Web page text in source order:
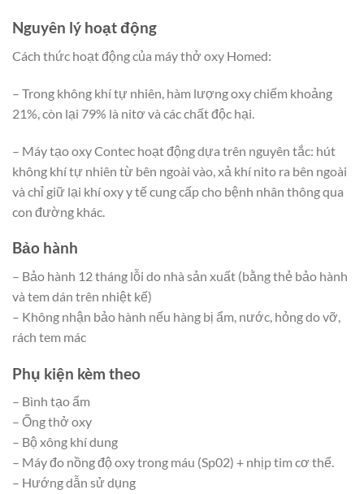
Nguyên lý hoạt động
Cách thức hoạt động của máy thở oxy Homed:
– Trong không khí tự nhiên, hàm lượng oxy chiếm khoảng
21%, còn lại 79% là nitơ và các chất độc hại.
– Máy tạo oxy Contec hoạt động dựa trên nguyên tắc: hút
không khí tự nhiên từ bên ngoài vào, xả khí nito ra bên ngoài
và chỉ giữ lại khí oxy y tế cung cấp cho bệnh nhân thông qua
con đường khác.
Bảo hành
– Bảo hành 12 tháng lỗi do nhà sản xuất (bằng thẻ bảo hành
và tem dán trên nhiệt kế)
– Không nhận bảo hành nếu hàng bị ẩm, nước, hỏng do vỡ,
rách tem mác
Phụ kiện kèm theo
– Bình tạo ẩm
– Ống thở oxy
– Bộ xông khí dung
– Máy đo nồng độ oxy trong máu (Sp02) + nhịp tim cơ thể.
– Hướng dẫn sử dụng